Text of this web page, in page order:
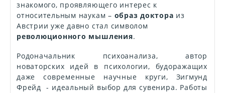
знакомого, проявляющего интерес к
относительным наукам – образ доктора из
Австрии уже давно стал символом
революционного мышления.
Родоначальник психоанализа, автор
новаторских идей в психологии, будоражащих
даже современные научные круги, Зигмунд
Фрейд - идеальный выбор для сувенира. Работы